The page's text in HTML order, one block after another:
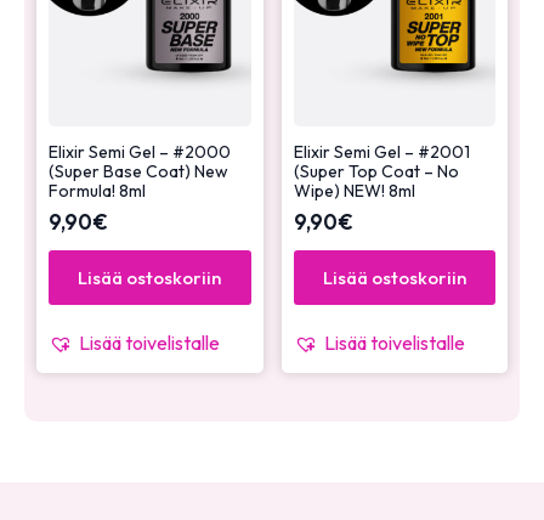
Elixir Semi Gel – #2000
(Super Base Coat) New
Formula! 8ml
9,90€
Lisää ostoskoriin
Lisää toivelistalle
Elixir Semi Gel – #2001
(Super Top Coat – No
Wipe) NEW! 8ml
9,90€
Lisää ostoskoriin
Lisää toivelistalle